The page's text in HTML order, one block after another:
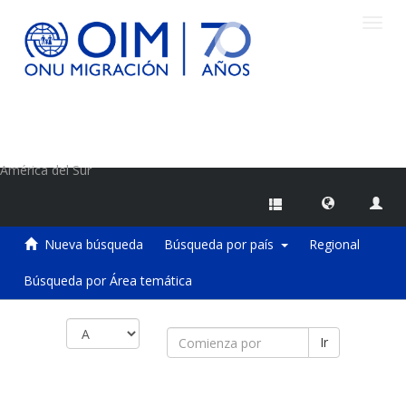
América del Sur
Nueva búsqueda Búsqueda por país Regional
Búsqueda por Área temática
Ir